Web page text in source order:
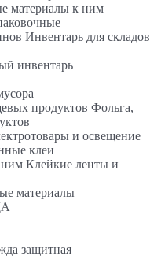
материалы к ним
Инвентарь для складов
инвентарь
Фольга,
и освещение
клеи
Клейкие ленты и
материалы
защитная